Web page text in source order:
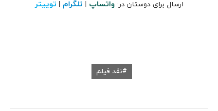
ارسال برای دوستان در: واتساپ | تلگرام | توییتر
نقد فیلم